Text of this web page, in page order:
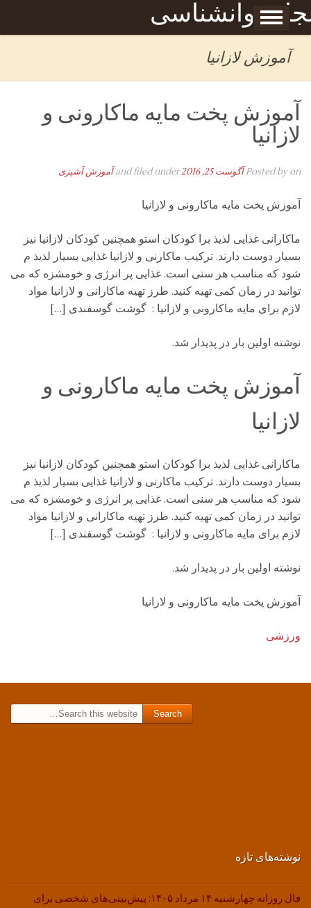
روانشناسی
Skip to content
برگه نمونه
آموزش لازانیا
آموزش پخت مایه ماکارونی و
لازانیا
Posted byon آگوست 25, 2016 and filed under آموزش آشپزی
آموزش پخت مایه ماکارونی و لازانیا
ماکارانی غذایی لذیذ برا کودکان استو همچنین کودکان لازانیا نیز
بسیار دوست دارند. ترکیب ماکارنی و لازانیا غذایی بسیار لذیذ م
شود که مناسب هر سنی است. غذایی پر انرژی و خومشزه که می
توانید در زمان کمی تهیه کنید. طرز تهیه ماکارانی و لازانیا مواد
لازم برای مایه ماکارونی و لازانیا : گوشت گوسفندی […]
نوشته اولین بار در پدیدار شد.
آموزش پخت مایه ماکارونی و
لازانیا
ماکارانی غذایی لذیذ برا کودکان استو همچنین کودکان لازانیا نیز
بسیار دوست دارند. ترکیب ماکارنی و لازانیا غذایی بسیار لذیذ م
شود که مناسب هر سنی است. غذایی پر انرژی و خومشزه که می
توانید در زمان کمی تهیه کنید. طرز تهیه ماکارانی و لازانیا مواد
لازم برای مایه ماکارونی و لازانیا : گوشت گوسفندی […]
نوشته اولین بار در پدیدار شد.
آموزش پخت مایه ماکارونی و لازانیا
ورزشی
نوشته‌های تازه
فال روزانه چهارشنبه ۱۴ مرداد ۱۴۰۵: پیش‌بینی‌های شخصی برای